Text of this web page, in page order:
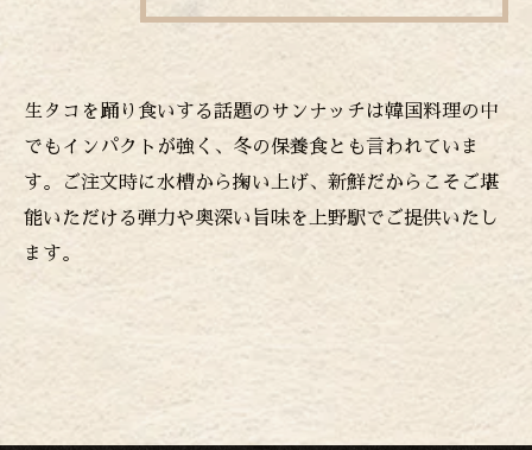
生タコを踊り食いする話題のサンナッチは韓国料理の中
でもインパクトが強く、冬の保養食とも言われていま
す。ご注文時に水槽から掬い上げ、新鮮だからこそご堪
能いただける弾力や奥深い旨味を上野駅でご提供いたし
ます。